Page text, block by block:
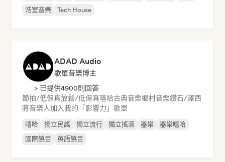
浩室音樂
Tech House
ADAD Audio
歌單音樂博主
> 已提供4900則回答
節拍/低保真放鬆/低保真嘻哈古典音樂鄉村音樂鑽石/澤西
將音樂人加入我的「影響力」歌單
嘻哈 獨立民謠 獨立流行 獨立搖滾 器樂
器樂嘻哈
國際饒舌
英語饒舌